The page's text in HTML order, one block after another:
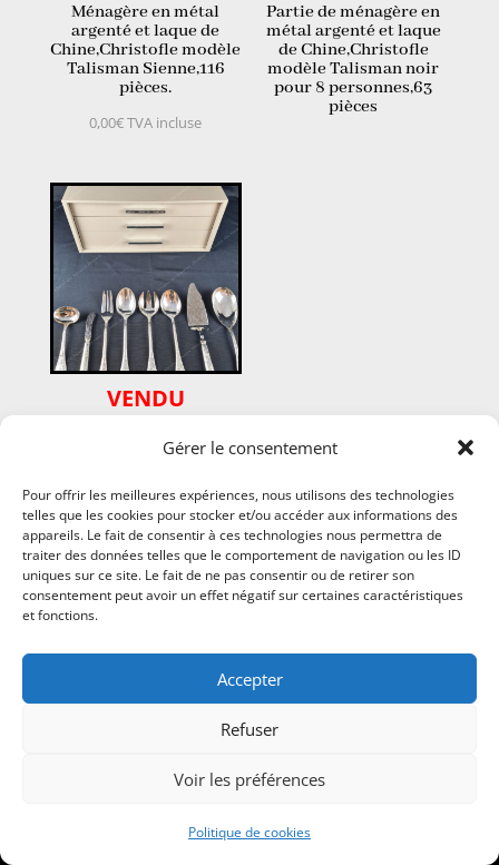
Gérer le consentement
Pour offrir les meilleures expériences, nous utilisons des technologies
telles que les cookies pour stocker et/ou accéder aux informations des
appareils. Le fait de consentir à ces technologies nous permettra de
traiter des données telles que le comportement de navigation ou les ID
uniques sur ce site. Le fait de ne pas consentir ou de retirer son
consentement peut avoir un effet négatif sur certaines caractéristiques
et fonctions.
Accepter
Refuser
Voir les préférences
Politique de cookies
Ménagère en métal
argenté et laque de
Chine,Christofle modèle
Talisman Sienne,116
pièces.
0,00€TVA incluse
Partie de ménagère en
métal argenté et laque
de Chine,Christofle
modèle Talisman noir
pour 8 personnes,63
pièces
VENDU
métal argenté Christofle
d’Eden,140 pièces